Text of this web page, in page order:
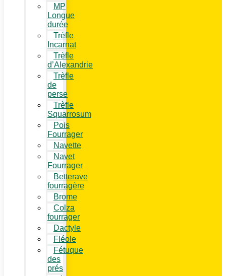
MP
Longue
durée
Trèfle
Incarnat
Trèfle
d’Alexandrie
Trèfle
de
perse
Trèfle
Squarrosum
Pois
Fourrager
Navette
Navet
Fourrager
Betterave
fourragère
Brome
Colza
fourrager
Dactyle
Fléole
Fétuque
des
prés